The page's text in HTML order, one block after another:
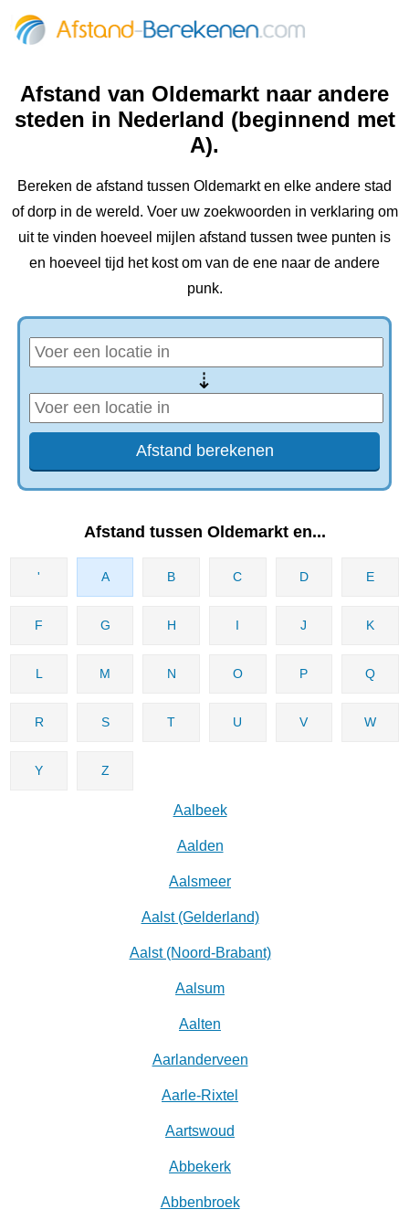
Afstand van Oldemarkt naar andere
steden in Nederland (beginnend met
A).
Bereken de afstand tussen Oldemarkt en elke andere stad
of dorp in de wereld. Voer uw zoekwoorden in verklaring om
uit te vinden hoeveel mijlen afstand tussen twee punten is
en hoeveel tijd het kost om van de ene naar de andere
punk.
⇢
Afstand tussen Oldemarkt en...
' A B C D E
F G H I J K
L M N O P Q
R S T U V W
Y Z
Aalbeek
Aalden
Aalsmeer
Aalst (Gelderland)
Aalst (Noord-Brabant)
Aalsum
Aalten
Aarlanderveen
Aarle-Rixtel
Aartswoud
Abbekerk
Abbenbroek